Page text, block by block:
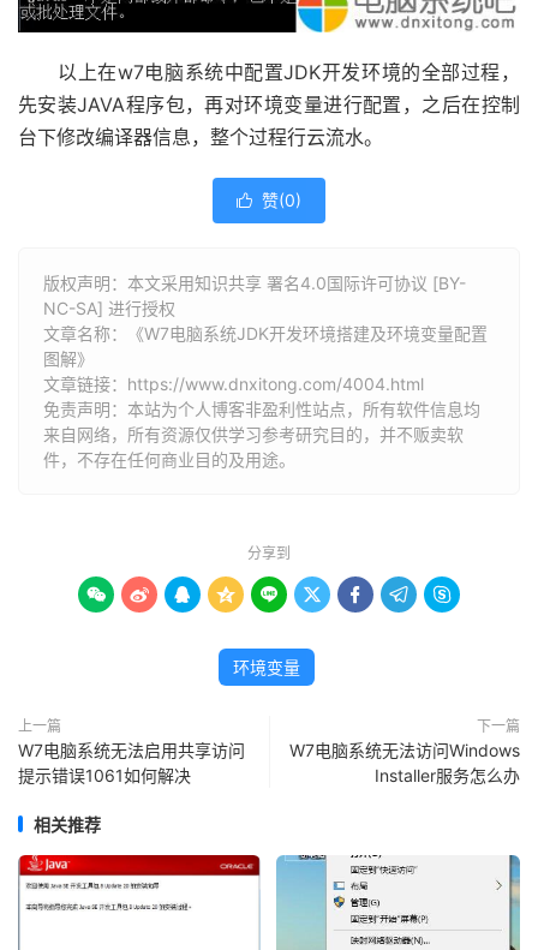
以上在w7电脑系统中配置JDK开发环境的全部过程，
先安装JAVA程序包，再对环境变量进行配置，之后在控制
台下修改编译器信息，整个过程行云流水。
 赞(0)
版权声明：本文采用知识共享 署名4.0国际许可协议 [BY-
NC-SA] 进行授权
文章名称：《W7电脑系统JDK开发环境搭建及环境变量配置
图解》
文章链接： https://www.dnxitong.com/4004.html
免责声明：本站为个人博客非盈利性站点，所有软件信息均
来自网络，所有资源仅供学习参考研究目的，并不贩卖软
件，不存在任何商业目的及用途。
分享到
        
环境变量
上一篇
W7电脑系统无法启用共享访问
提示错误1061如何解决
下一篇
W7电脑系统无法访问Windows
Installer服务怎么办
相关推荐